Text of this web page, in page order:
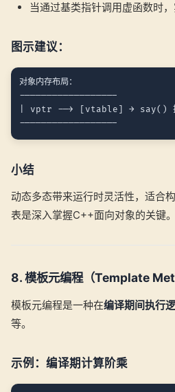
当通过基类指针调用虚函数时
图示建议：
对象内存布局：
------------------
| vptr --> [vtable] → say()
小结
动态多态带来运行时灵活性，适合
表是深入掌握C++面向对象的关键。
8. 模板元编程（Template
模板元编程是一种在编译期间执行
等。
示例：编译期计算阶乘